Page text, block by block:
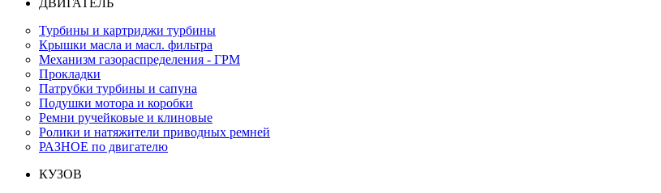
Турбины и картриджи турбины
Крышки масла и масл. фильтра
Механизм газораспределения - ГРМ
Прокладки
Патрубки турбины и сапуна
Подушки мотора и коробки
Ремни ручейковые и клиновые
Ролики и натяжители приводных ремней
РАЗНОЕ по двигателю
КУЗОВ